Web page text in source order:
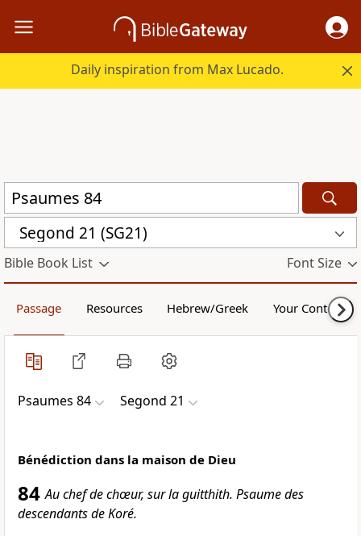
Daily inspiration from Max Lucado.
Segond 21 (SG21)
Bible Book List Font Size
Passage Resources Hebrew/Greek Your Content
Psaumes 84 Segond 21
Bénédiction dans la maison de Dieu
84Au chef de chœur, sur la guitthith. Psaume des
descendants de Koré.